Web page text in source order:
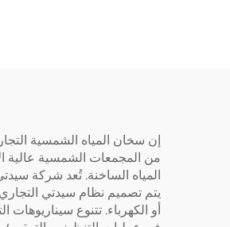
إن سخان المياه الشمسية
من المجمعات الشمسية عالية
يتم تصميم نظام سيدتي
أو الكهرباء. تتنوع